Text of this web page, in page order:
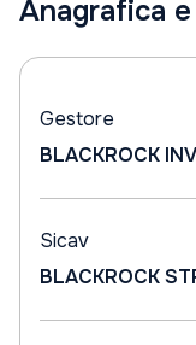
Anagrafica
Gestore
BLACKROCK
Sicav
BLACKROCK